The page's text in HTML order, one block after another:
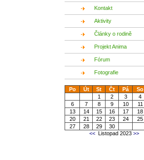
Kontakt
Aktivity
Články o rodině
Projekt Anima
Fórum
Fotografie
Po Út St Čt Pá So
1
2 3 4
6
7 8 9 10 11
13
14 15 16 17 18
20
21 22 23 24 25
27
28 29
30
<<Listopad 2023>>